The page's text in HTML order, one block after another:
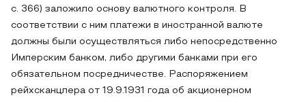
с. 366) заложило основу валютного контроля. В
соответствии с ним платежи в иностранной валюте
должны были осуществляться либо непосредственно
Имперским банком, либо другими банками при его
обязательном посредничестве. Распоряжением
рейхсканцлера от 19.9.1931 года об акционерном